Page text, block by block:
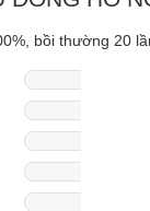
bồi thường 20